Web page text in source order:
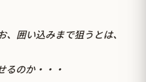
囲い込みまで狙うとは、
るのか・・・